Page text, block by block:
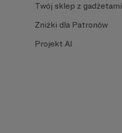
Twój sklep z gadżetami
Zniżki dla Patronów
Projekt AI